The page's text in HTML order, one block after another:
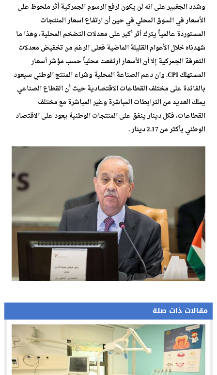
وشدد الجغبير على انه لن يكون لرفع الرسوم الجمركية أثر ملحوظ على
الأسعار في السوق المحلي في حين أن ارتفاع اسعار المنتجات
المستوردة عالمياً يترك أثر أكبر على معدلات التضخم المحلية، وهذا ما
شهدناه خلال الأعوام القليلة الماضية فعلى الرغم من تخفيض معدلات
التعرفة الجمركية إلا أن الأسعار ارتفعت محلياً حسب مؤشر أسعار
المستهلك CPI. وان دعم الصناعة المحلية وشراء المنتج الوطني سيعود
بالفائدة على مختلف القطاعات الاقتصادية حيث أن القطاع الصناعي
يملك العديد من الترابطات المباشرة وغير المباشرة مع مختلف
القطاعات، فكل دينار ينفق على المنتجات الوطنية يعود على الاقتصاد
الوطني بأكثر من 2.17 دينار .
مقالات ذات صلة